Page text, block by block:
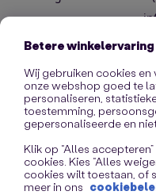
Betere
Wij gebruiken cookies
onze webshop goed te
personaliseren,
toestemming,
gepersonaliseerde en
Klik op “Alles
cookies. Kies “Alles
cookies wilt toestaan, of
meer in ons